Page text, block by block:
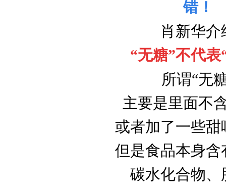
错！
肖新华介
“无糖”不代表
所谓“无
主要是里面不
或者加了一些甜
但是食品本身含
碳水化合物、